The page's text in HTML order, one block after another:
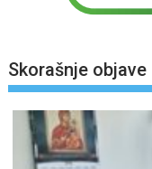
Skorašnje objave